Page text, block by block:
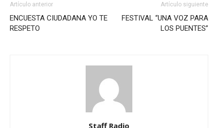
Artículo anterior
ENCUESTA CIUDADANA YO TE
RESPETO
Artículo siguiente
FESTIVAL “UNA VOZ PARA
LOS PUENTES”
Staff Radio